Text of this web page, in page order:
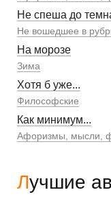
Не спеша до
Не вошедшее в
На морозе
Зима
Хотя б уже...
Философские
Как минимум...
Афоризмы, мысли,
Лучшие